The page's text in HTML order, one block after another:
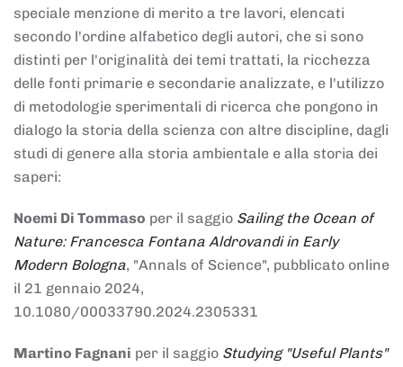
speciale menzione di merito a tre lavori, elencati
secondo l'ordine alfabetico degli autori, che si sono
distinti per l'originalità dei temi trattati, la ricchezza
delle fonti primarie e secondarie analizzate, e l'utilizzo
di metodologie sperimentali di ricerca che pongono in
dialogo la storia della scienza con altre discipline, dagli
studi di genere alla storia ambientale e alla storia dei
saperi:
Noemi Di Tommaso per il saggio Sailing the Ocean of
Nature: Francesca Fontana Aldrovandi in Early
Modern Bologna, "Annals of Science", pubblicato online
il 21 gennaio 2024,
10.1080/00033790.2024.2305331
Martino Fagnani per il saggio Studying "Useful Plants"